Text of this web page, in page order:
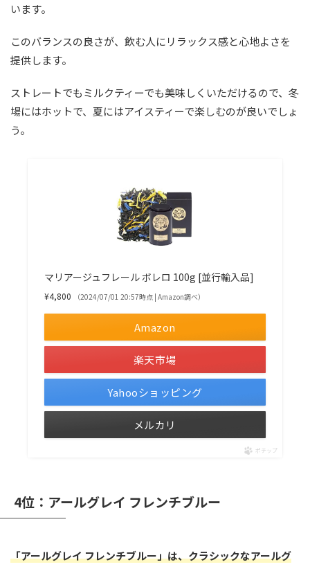
います。
このバランスの良さが、飲む人にリラックス感と心地よさを
提供します。
ストレートでもミルクティーでも美味しくいただけるので、冬
場にはホットで、夏にはアイスティーで楽しむのが良いでしょ
う。
マリアージュフレール ボレロ 100g [並行輸入品]
¥4,800 （2024/07/01 20:57時点 | Amazon調べ）
Amazon
楽天市場
Yahooショッピング
メルカリ
ポチップ
4位：アールグレイ フレンチブルー
「アールグレイ フレンチブルー」は、クラシックなアールグ